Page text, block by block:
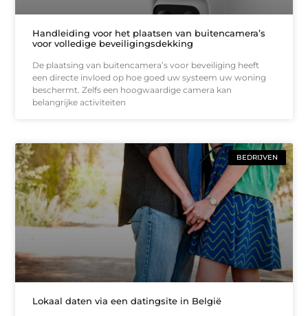
Handleiding voor het plaatsen van buitencamera’s
voor volledige beveiligingsdekking
De plaatsing van buitencamera’s voor beveiliging heeft
een directe invloed op hoe goed uw systeem uw woning
beschermt. Zelfs een hoogwaardige camera kan
belangrijke activiteiten
BEDRIJVEN
Lokaal daten via een datingsite in België